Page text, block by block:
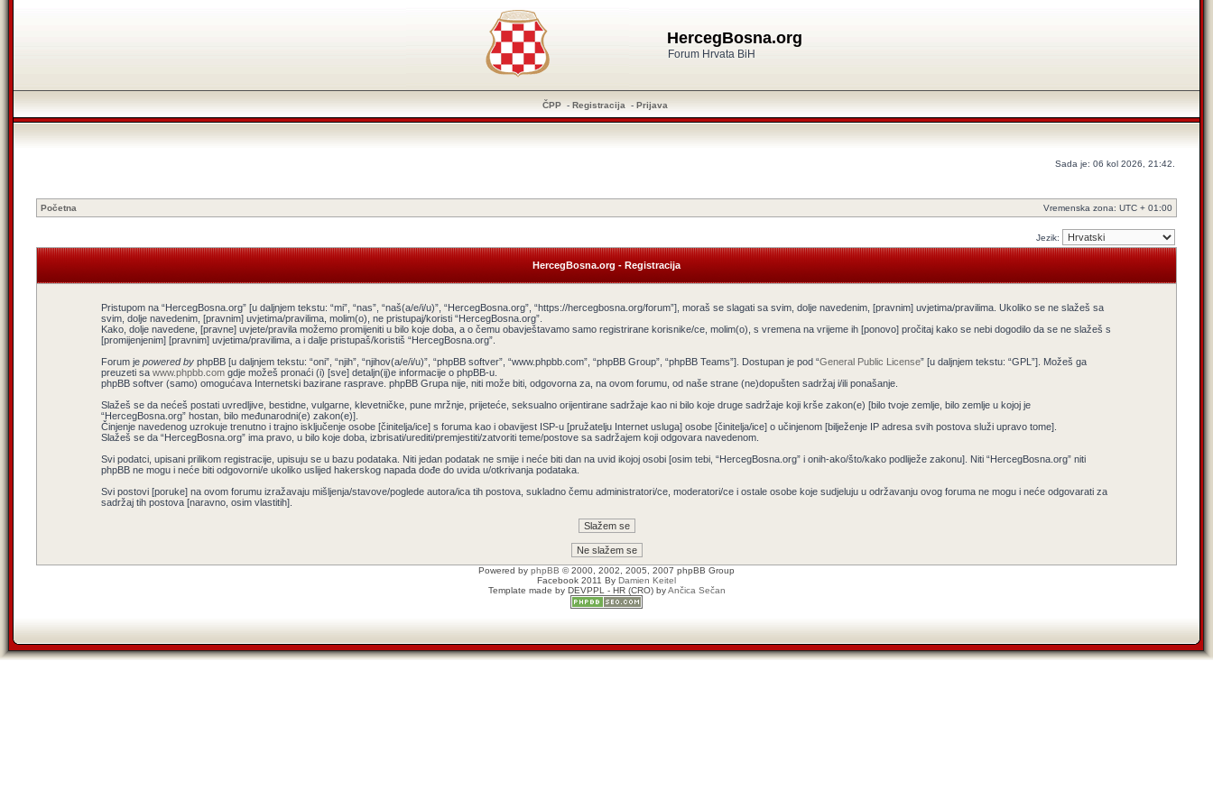
HercegBosna.org
Forum Hrvata BiH
ČPP - Registracija - Prijava
Sada je: 06 kol 2026, 21:42.
Početna Vremenska zona: UTC + 01:00
Jezik:
HercegBosna.org - Registracija
Pristupom na “HercegBosna.org” [u daljnjem tekstu: “mi”, “nas”, “naš(a/e/i/u)”, “HercegBosna.org”, “https://hercegbosna.org/forum”], moraš se slagati sa svim, dolje navedenim, [pravnim] uvjetima/pravilima. Ukoliko se ne slažeš sa
svim, dolje navedenim, [pravnim] uvjetima/pravilima, molim(o), ne pristupaj/koristi “HercegBosna.org”.
Kako, dolje navedene, [pravne] uvjete/pravila možemo promijeniti u bilo koje doba, a o čemu obavještavamo samo registrirane korisnike/ce, molim(o), s vremena na vrijeme ih [ponovo] pročitaj kako se nebi dogodilo da se ne slažeš s
[promijenjenim] [pravnim] uvjetima/pravilima, a i dalje pristupaš/koristiš “HercegBosna.org”.
Forum je powered by phpBB [u daljnjem tekstu: “oni”, “njih”, “njihov(a/e/i/u)”, “phpBB softver”, “www.phpbb.com”, “phpBB Group”, “phpBB Teams”]. Dostupan je pod “General Public License” [u daljnjem tekstu: “GPL”]. Možeš ga
preuzeti sa www.phpbb.com gdje možeš pronaći (i) [sve] detaljn(ij)e informacije o phpBB-u.
phpBB softver (samo) omogućava Internetski bazirane rasprave. phpBB Grupa nije, niti može biti, odgovorna za, na ovom forumu, od naše strane (ne)dopušten sadržaj i/ili ponašanje.
Slažeš se da nećeš postati uvredljive, bestidne, vulgarne, klevetničke, pune mržnje, prijeteće, seksualno orijentirane sadržaje kao ni bilo koje druge sadržaje koji krše zakon(e) [bilo tvoje zemlje, bilo zemlje u kojoj je
“HercegBosna.org” hostan, bilo međunarodni(e) zakon(e)].
Činjenje navedenog uzrokuje trenutno i trajno isključenje osobe [činitelja/ice] s foruma kao i obavijest ISP-u [pružatelju Internet usluga] osobe [činitelja/ice] o učinjenom [bilježenje IP adresa svih postova služi upravo tome].
Slažeš se da “HercegBosna.org” ima pravo, u bilo koje doba, izbrisati/urediti/premjestiti/zatvoriti teme/postove sa sadržajem koji odgovara navedenom.
Svi podatci, upisani prilikom registracije, upisuju se u bazu podataka. Niti jedan podatak ne smije i neće biti dan na uvid ikojoj osobi [osim tebi, “HercegBosna.org” i onih-ako/što/kako podliježe zakonu]. Niti “HercegBosna.org” niti
phpBB ne mogu i neće biti odgovorni/e ukoliko uslijed hakerskog napada dođe do uvida u/otkrivanja podataka.
Svi postovi [poruke] na ovom forumu izražavaju mišljenja/stavove/poglede autora/ica tih postova, sukladno čemu administratori/ce, moderatori/ce i ostale osobe koje sudjeluju u održavanju ovog foruma ne mogu i neće odgovarati za
sadržaj tih postova [naravno, osim vlastitih].
Powered by phpBB © 2000, 2002, 2005, 2007 phpBB Group
Facebook 2011 By Damien Keitel
Template made by DEVPPL - HR (CRO) byAnčica Sečan